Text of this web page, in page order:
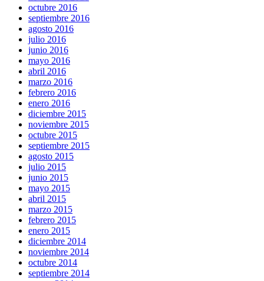
octubre 2016
septiembre 2016
agosto 2016
julio 2016
junio 2016
mayo 2016
abril 2016
marzo 2016
febrero 2016
enero 2016
diciembre 2015
noviembre 2015
octubre 2015
septiembre 2015
agosto 2015
julio 2015
junio 2015
mayo 2015
abril 2015
marzo 2015
febrero 2015
enero 2015
diciembre 2014
noviembre 2014
octubre 2014
septiembre 2014